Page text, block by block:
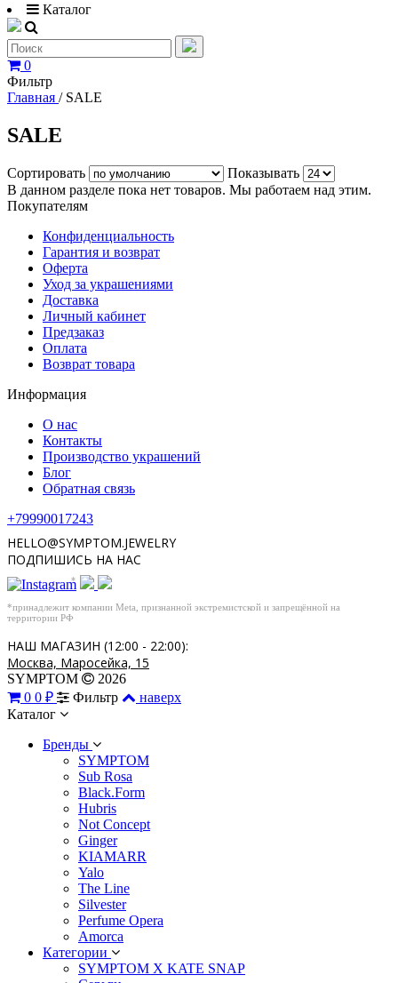
Каталог
0
Фильтр
Главная / SALE
SALE
Сортировать
Показывать
В данном разделе пока нет товаров. Мы работаем над этим.
Покупателям
Конфиденциальность
Гарантия и возврат
Оферта
Уход за украшениями
Доставка
Личный кабинет
Предзаказ
Оплата
Возврат товара
Информация
О нас
Контакты
Производство украшений
Блог
Обратная связь
+79990017243
HELLO@SYMPTOM.JEWELRY
ПОДПИШИСЬ НА НАС
*
*принадлежит компании Meta, признанной экстремистской и запрещённой на
территории РФ
НАШ МАГАЗИН (12:00 - 22:00):
Москва, Маросейка, 15
SYMPTOM
2026
0 0 ₽ Фильтр
наверх
Каталог
Бренды
SYMPTOM
Sub Rosa
Black.Form
Hubris
Not Concept
Ginger
KIAMARR
Yalo
The Line
Silvester
Perfume Opera
Amorca
Категории
SYMPTOM X KATE SNAP